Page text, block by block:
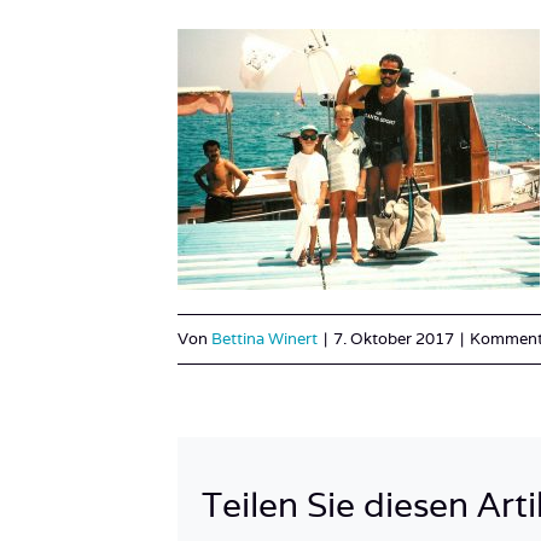
Von Bettina Winert | 7. Oktober 2017 |
Teilen Sie diesen